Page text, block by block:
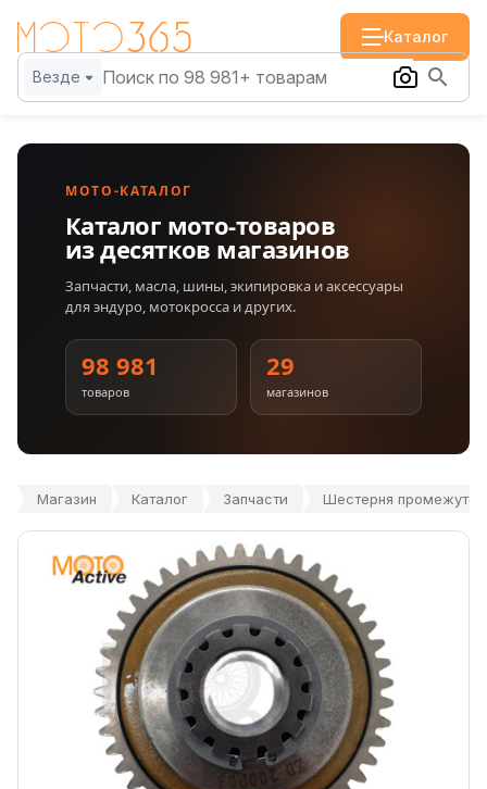
Каталог
Везде
МОТО-КАТАЛОГ
Каталог мото-товаров
из десятков магазинов
Запчасти, масла, шины, экипировка и аксессуары
для эндуро, мотокросса и других.
98 981
товаров
29
магазинов
Магазин Каталог Запчасти Шестерня